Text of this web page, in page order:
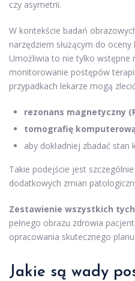
czy asymetrii.
W kontekście badań
narzędziem służącym do
Umożliwia to nie tylko wstępne
monitorowanie postępów
przypadkach lekarze mogą
rezonans magnetyczny
tomografię
aby dokładniej zbadać stan
Takie podejście jest
dodatkowych zmian
Zestawienie wszystkich
pełnego obrazu zdrowia
opracowania skutecznego
Jakie są wady